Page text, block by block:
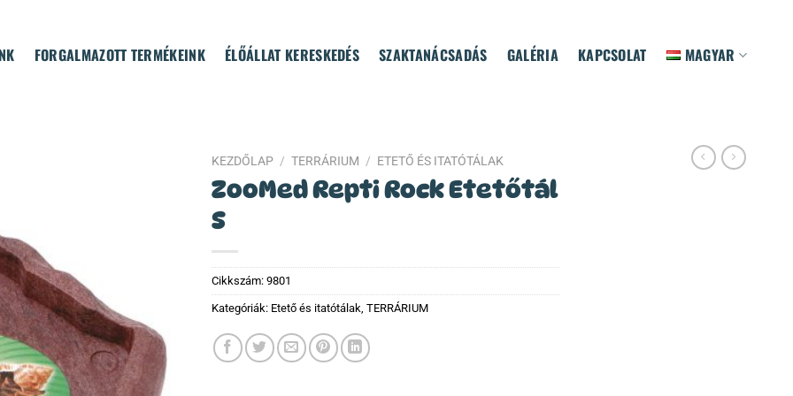
FORGALMAZOTT TERMÉKEINK ÉLŐÁLLAT KERESKEDÉS SZAKTANÁCSADÁS GALÉRIA KAPCSOLAT MAGYAR
KEZDŐLAP / TERRÁRIUM / ETETŐ ÉS ITATÓTÁLAK
ZooMed Repti Rock Etetőtál
S
Cikkszám: 9801
Kategóriák: Etető és itatótálak TERRÁRIUM